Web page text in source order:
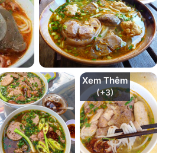
Xem Thêm
(+3)